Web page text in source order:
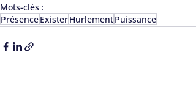
Mots-clés :
PrésenceExisterHurlementPuissance